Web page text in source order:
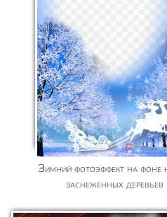
Зимний фотоэффект на фоне неба и
заснеженных деревьев